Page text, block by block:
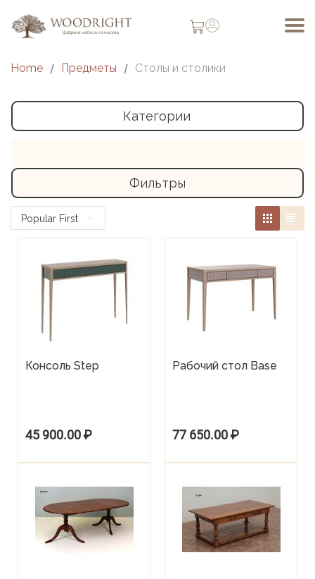
Home / Предметы / Столы и столики
Категории
Фильтры
Popular First
Консоль Step
45 900.00₽
Рабочий стол Base
77 650.00₽